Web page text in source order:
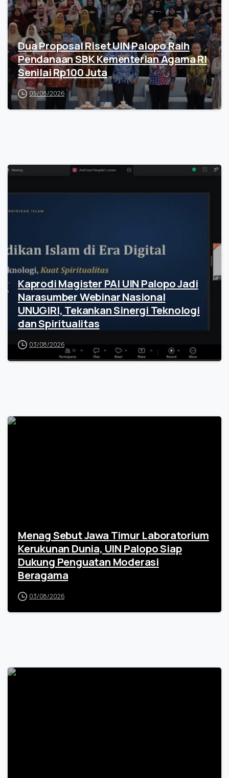
Dua Proposal Riset UIN Palopo Raih
Pendanaan SBK Kementerian Agama RI
Senilai Rp100 Juta
05/08/2026
Kaprodi Magister PAI UIN Palopo Jadi
Narasumber Webinar Nasional
UNUGIRI, Tekankan Sinergi Teknologi
dan Spiritualitas
03/08/2026
Menag Sebut Jawa Timur Laboratorium
Kerukunan Dunia, UIN Palopo Siap
Dukung Penguatan Moderasi
Beragama
03/08/2026